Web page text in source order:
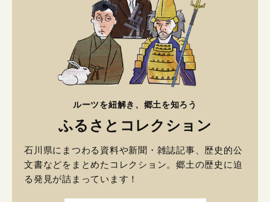
ルーツを紐解き、郷土を知ろう
ふるさとコレクション
石川県にまつわる資料や新聞・雑誌記事、歴史的公
文書などをまとめたコレクション。郷土の歴史に迫
る発見が詰まっています！